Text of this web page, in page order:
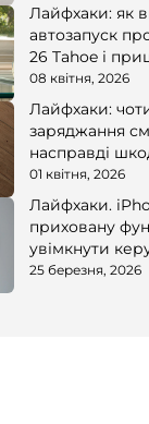
Лайфхаки: як
автозапуск
26 Tahoe і
08 квітня, 2026
Лайфхаки:
заряджання
насправді
01 квітня, 2026
Лайфхаки.
приховану
увімкнути
25 березня, 2026